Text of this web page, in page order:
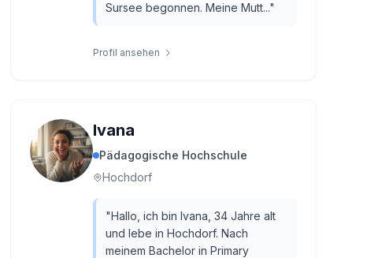
Sursee begonnen. Meine Mutt..."
Profil ansehen
Ivana
Pädagogische Hochschule
Hochdorf
"Hallo, ich bin Ivana, 34 Jahre alt
und lebe in Hochdorf. Nach
meinem Bachelor in Primary